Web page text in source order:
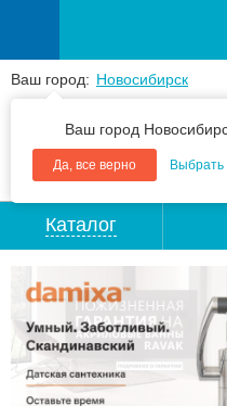
Ваш город: Новосибирск
Ваш город
Да, все верно Выбрать
+7(383) 213 79 30
Каталог